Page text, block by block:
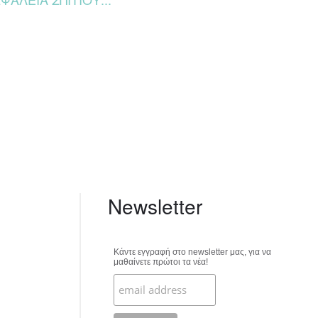
Newsletter
Κάντε εγγραφή στο newsletter μας, για να
μαθαίνετε πρώτοι τα νέα!